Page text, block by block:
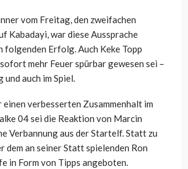
vom Freitag, den zweifachen
Kabadayi, war diese Aussprache
folgenden Erfolg. Auch Keke Topp
mehr Feuer spürbar gewesen sei –
und auch im Spiel.
verbesserten Zusammenhalt im
04 sei die Reaktion von Marcin
Verbannung aus der Startelf. Statt zu
dem an seiner Statt spielenden Ron
in Form von Tipps angeboten.